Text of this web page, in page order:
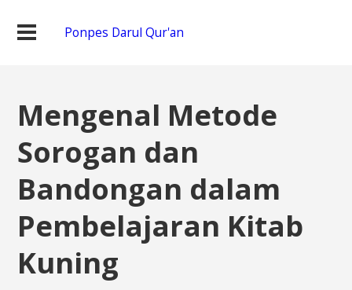
Ponpes Darul Qur'an
Mengenal Metode
Sorogan dan
Bandongan dalam
Pembelajaran Kitab
Kuning